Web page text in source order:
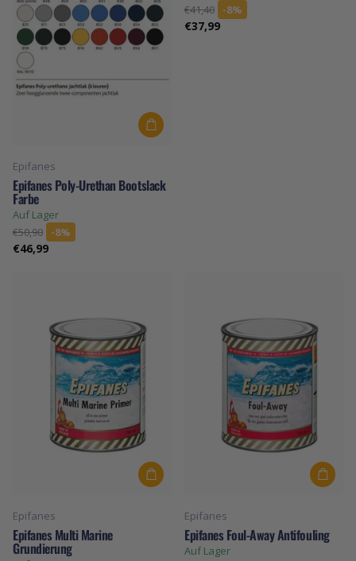
Epifanes
Epifanes Poly-Urethan Bootslack
Farbe
Auf Lager
€50,90
-8%
€46,99
€41,40
-8%
€37,99
Epifanes
Epifanes Multi Marine
Grundierung
Epifanes
Epifanes Foul-Away Antifouling
Auf Lager